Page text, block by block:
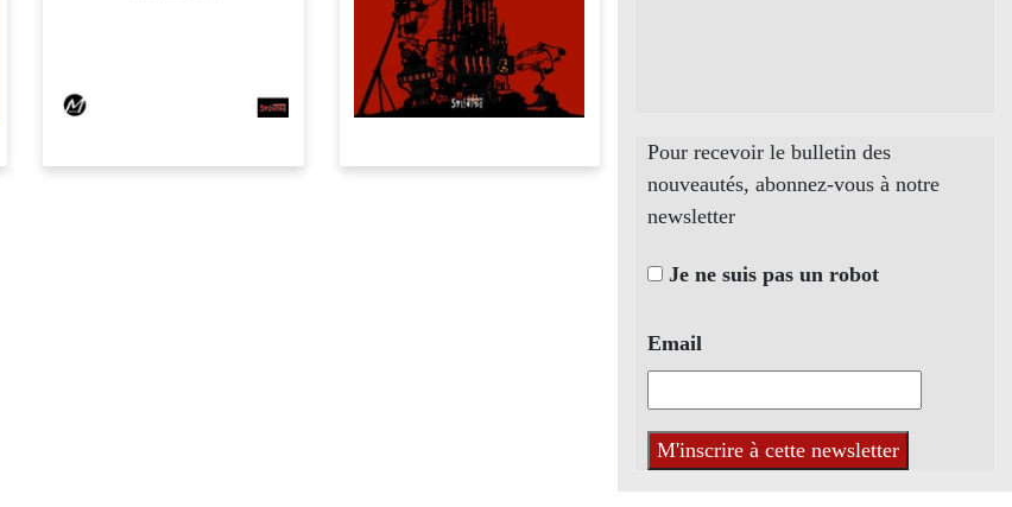
Pour recevoir le bulletin des
nouveautés, abonnez-vous à notre
newsletter
Je ne suis pas un robot
Email